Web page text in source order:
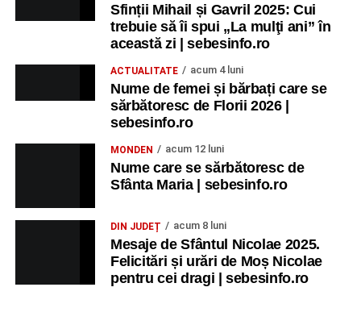
Sfinții Mihail și Gavril 2025: Cui
trebuie să îi spui „La mulţi ani” în
această zi | sebesinfo.ro
ACTUALITATE acum 4 luni
Nume de femei și bărbați care se
sărbătoresc de Florii 2026 |
sebesinfo.ro
MONDEN acum 12 luni
Nume care se sărbătoresc de
Sfânta Maria | sebesinfo.ro
DIN JUDEȚ acum 8 luni
Mesaje de Sfântul Nicolae 2025.
Felicitări și urări de Moș Nicolae
pentru cei dragi | sebesinfo.ro